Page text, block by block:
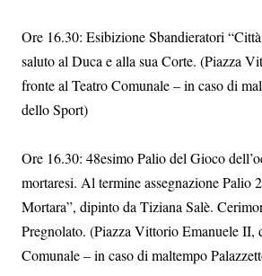
Ore 16.30: Esibizione Sbandieratori
saluto al Duca e alla sua Corte. (Piazza
fronte al Teatro Comunale – in caso di
dello Sport)
Ore 16.30: 48esimo Palio del Gioco
mortaresi. Al termine assegnazione Palio
Mortara”, dipinto da Tiziana Salè.
Pregnolato. (Piazza Vittorio Emanuele II,
Comunale – in caso di maltempo